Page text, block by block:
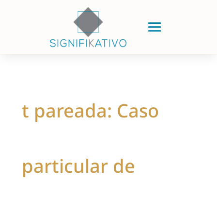
t pareada: Caso
particular de